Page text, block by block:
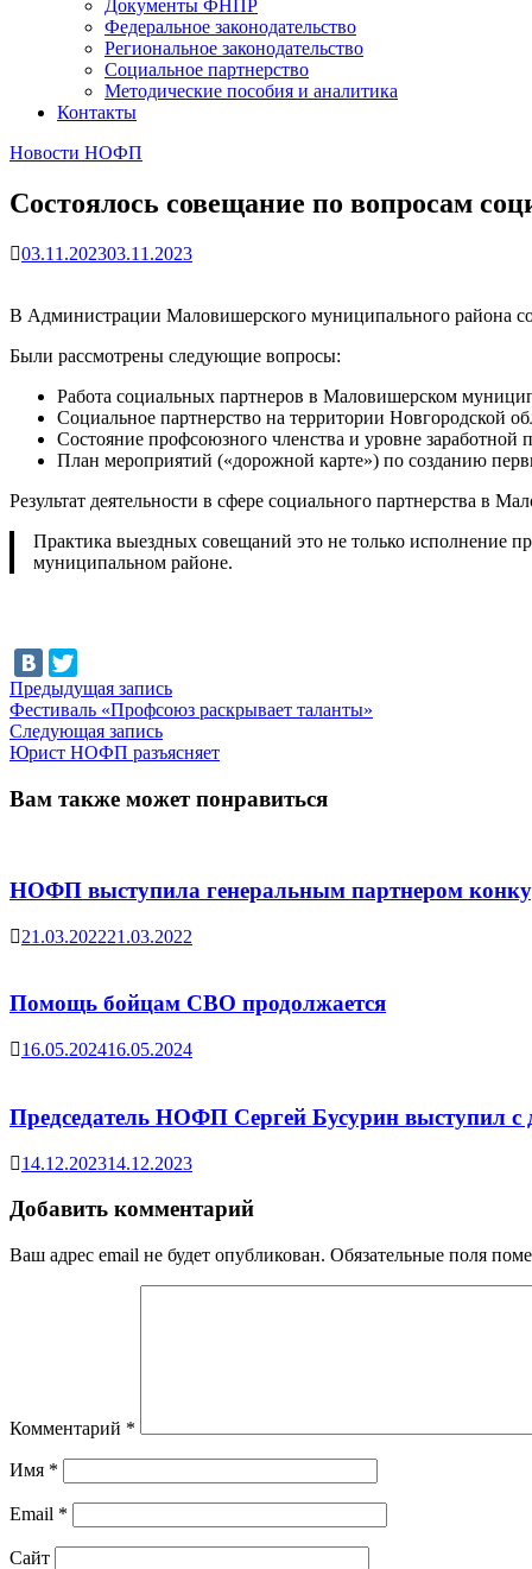
Документы ФНПР
Федеральное законодательство
Региональное законодательство
Социальное партнерство
Методические пособия и аналитика
Контакты
Новости НОФП
Состоялось совещание по вопросам
03.11.202303.11.2023
В Администрации Маловишерского муниципального района
Были рассмотрены следующие вопросы:
Работа социальных партнеров в Маловишерском
Социальное партнерство на территории Новгородской
Состояние профсоюзного членства и уровне заработной
План мероприятий («дорожной карте») по созданию
Результат деятельности в сфере социального партнерства в
Практика выездных совещаний это не только исполнение
муниципальном районе.
Навигация
по
записям
Предыдущая записьПредыдущая
запись:
Фестиваль «Профсоюз раскрывает таланты»
Следующая записьСледующая
запись:
Юрист НОФП разъясняет
Вам также может понравиться
НОФП выступила генеральным партнером
21.03.202221.03.2022
Помощь бойцам СВО продолжается
16.05.202416.05.2024
Председатель НОФП Сергей Бусурин выступил с
14.12.202314.12.2023
Добавить комментарий
Ваш адрес email не будет опубликован. Обязательные поля
Комментарий *
Имя *
Email *
Сайт